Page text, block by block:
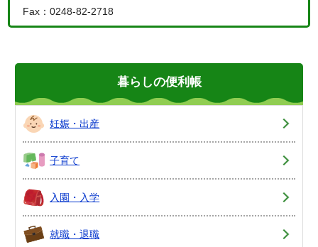
Fax：0248-82-2718
暮らしの便利帳
妊娠・出産
子育て
入園・入学
就職・退職